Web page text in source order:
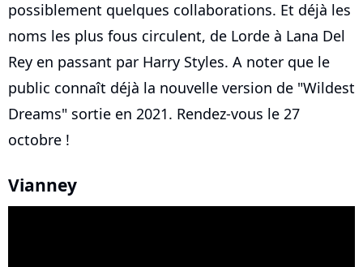
possiblement quelques collaborations. Et déjà les
noms les plus fous circulent, de Lorde à Lana Del
Rey en passant par Harry Styles. A noter que le
public connaît déjà la nouvelle version de "Wildest
Dreams" sortie en 2021. Rendez-vous le 27
octobre !
Vianney